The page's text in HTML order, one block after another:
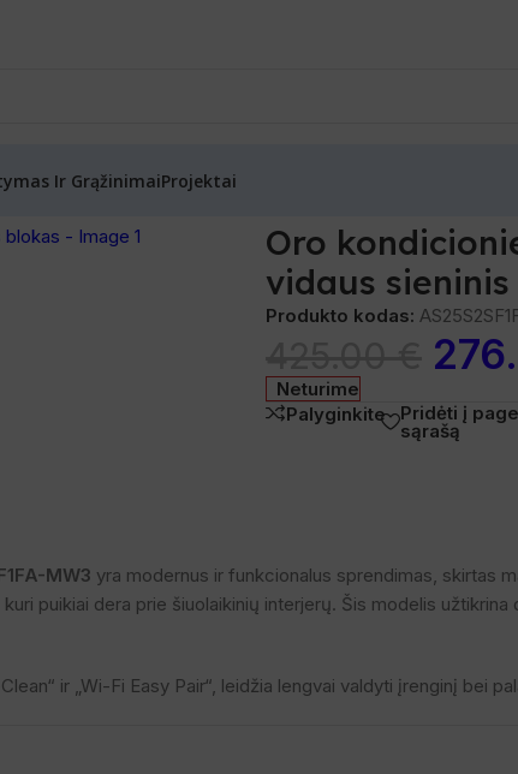
Ir GrąžinimaiProjektai
Oro
vidaus
Produkto kodas:
Neturime
Palyginkite
Pridėti į
sąrašą
MW3 yra modernus ir funkcionalus sprendimas, skirtas
puikiai dera prie šiuolaikinių interjerų. Šis modelis
ir „Wi-Fi Easy Pair“, leidžia lengvai valdyti įrenginį bei